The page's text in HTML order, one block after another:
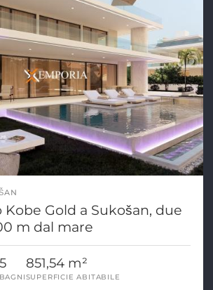
Kobe Gold a Sukošan, due
m dal mare
5
BAGNI
851,54 m²
SUPERFICIE ABITABILE